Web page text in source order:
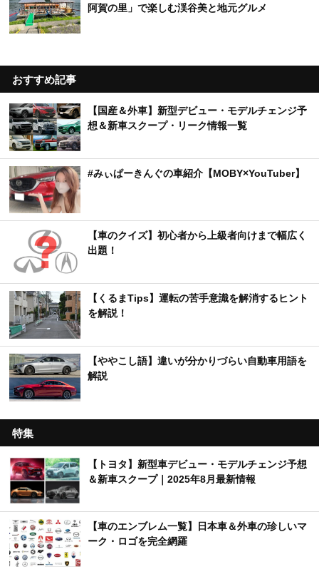
阿賀の里」で楽しむ渓谷美と地元グルメ
おすすめ記事
【国産＆外車】新型デビュー・モデルチェンジ予
想＆新車スクープ・リーク情報一覧
#みぃぱーきんぐの車紹介【MOBY×YouTuber】
【車のクイズ】初心者から上級者向けまで幅広く
出題！
【くるまTips】運転の苦手意識を解消するヒント
を解説！
【ややこし語】違いが分かりづらい自動車用語を
解説
特集
【トヨタ】新型車デビュー・モデルチェンジ予想
＆新車スクープ｜2025年8月最新情報
【車のエンブレム一覧】日本車＆外車の珍しいマ
ーク・ロゴを完全網羅